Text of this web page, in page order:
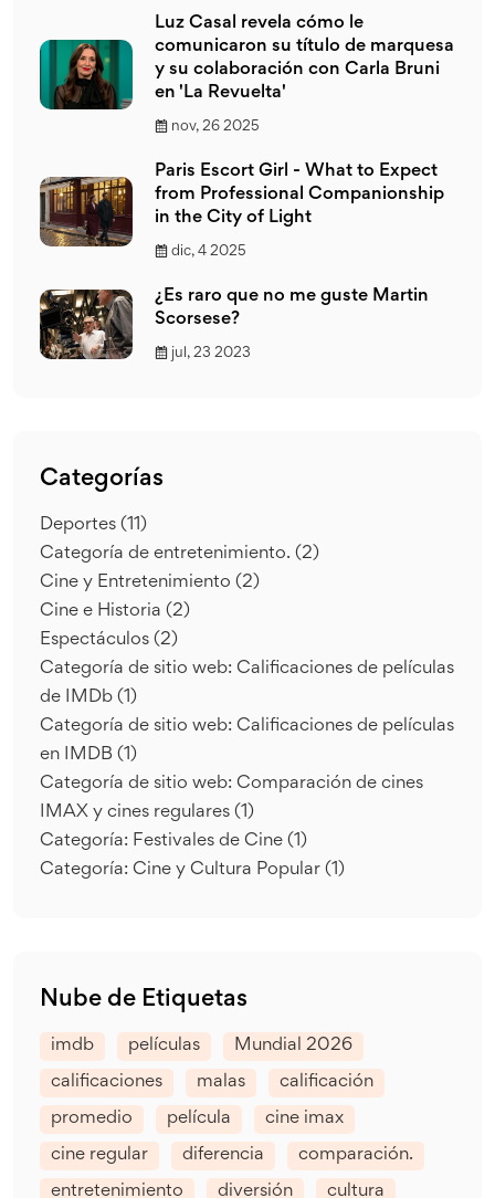
Luz Casal revela cómo le
comunicaron su título de marquesa
y su colaboración con Carla Bruni
en 'La Revuelta'
nov, 26 2025
Paris Escort Girl - What to Expect
from Professional Companionship
in the City of Light
dic, 4 2025
¿Es raro que no me guste Martin
Scorsese?
jul, 23 2023
Categorías
Deportes (11)
Categoría de entretenimiento. (2)
Cine y Entretenimiento (2)
Cine e Historia (2)
Espectáculos (2)
Categoría de sitio web: Calificaciones de películas
de IMDb (1)
Categoría de sitio web: Calificaciones de películas
en IMDB (1)
Categoría de sitio web: Comparación de cines
IMAX y cines regulares (1)
Categoría: Festivales de Cine (1)
Categoría: Cine y Cultura Popular (1)
Nube de Etiquetas
imdb películas Mundial 2026
calificaciones malas calificación
promedio película cine imax
cine regular diferencia comparación.
entretenimiento diversión cultura